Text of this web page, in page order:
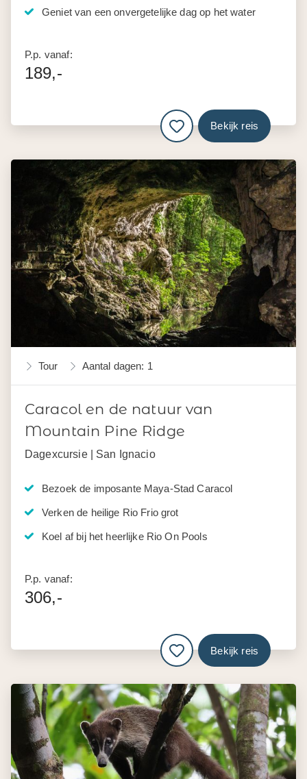
Geniet van een onvergetelijke dag op het water
P.p. vanaf:
189,-
Bekijk reis
Tour Aantal dagen: 1
Caracol en de natuur van
Mountain Pine Ridge
Dagexcursie | San Ignacio
Bezoek de imposante Maya-Stad Caracol
Verken de heilige Rio Frio grot
Koel af bij het heerlijke Rio On Pools
P.p. vanaf:
306,-
Bekijk reis